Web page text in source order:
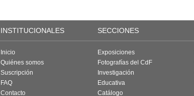
INSTITUCIONALES SECCIONES
Inicio
Quiénes somos
Suscripción
FAQ
Contacto
Exposiciones
Fotografías del CdF
Investigación
Educativa
Catálogo